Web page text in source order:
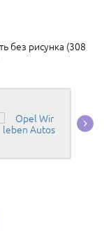
без рисунка (308